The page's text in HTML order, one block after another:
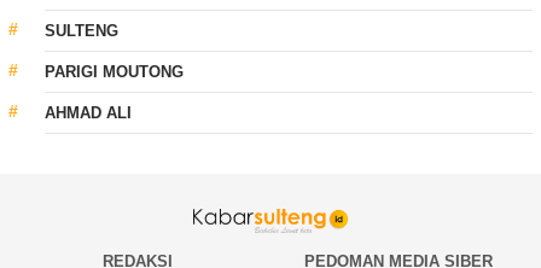
SULTENG
PARIGI MOUTONG
AHMAD ALI
REDAKSI
PEDOMAN MEDIA SIBER